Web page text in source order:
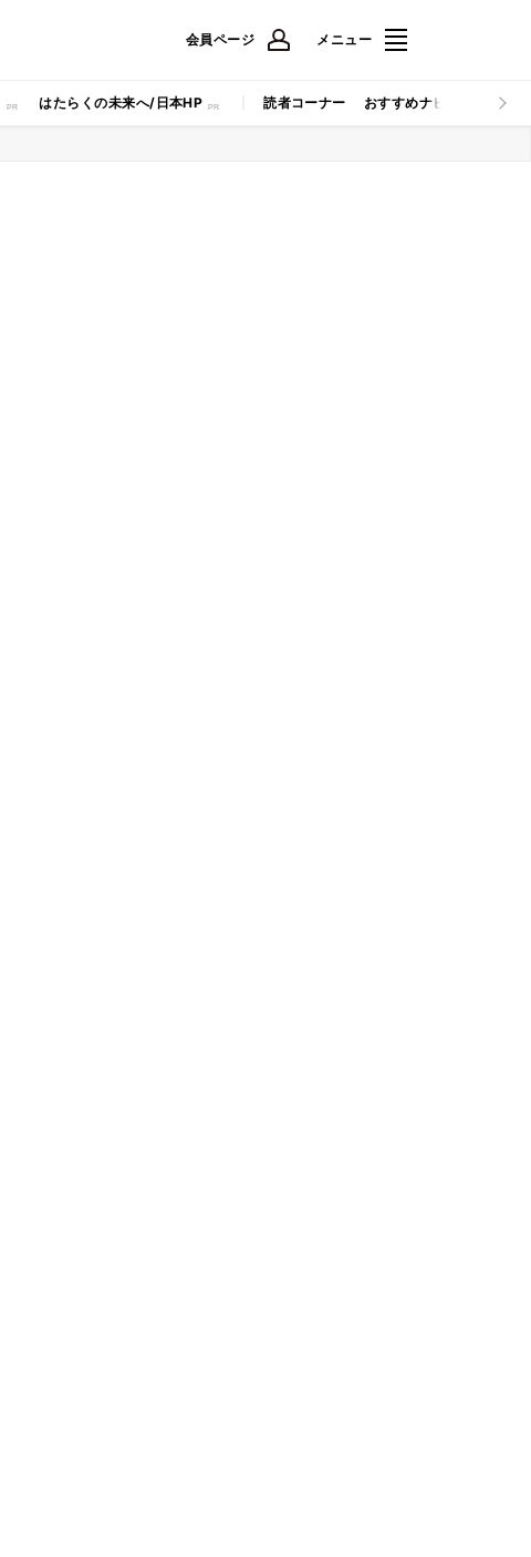
会員ページ メニュー
はたらくの未来へ/日本HP 読者コーナー おすすめナビ マイナビ